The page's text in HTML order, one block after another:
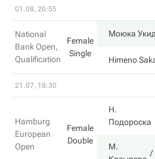
01.08, 20:55
National
Bank Open,
Qualification
Female
Single
Моюка
Himeno
21.07, 18:30
Hamburg
European
Open
Female
Double
Н.
Подороска
М.